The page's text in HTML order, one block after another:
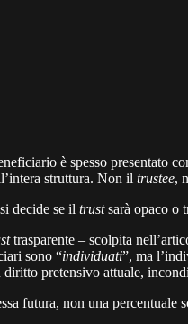
è spesso presentato
struttura. Non il trustee,
decide se il trustsarà opaco o
trasparente – scolpita
sono “individuati”, ma
pretensivo attuale,
futura, non una